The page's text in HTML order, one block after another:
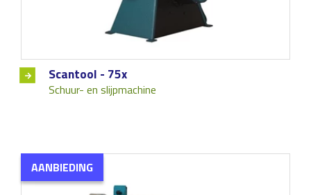
Scantool - 75x
Schuur- en slijpmachine
AANBIEDING